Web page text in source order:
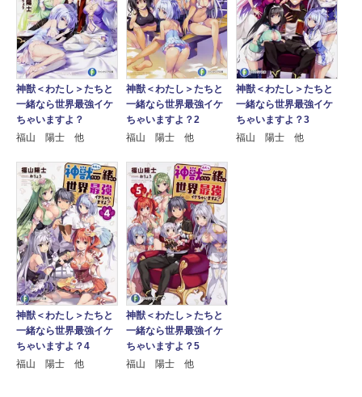
神獣＜わたし＞たちと
一緒なら世界最強イケ
ちゃいますよ？
福山 陽士 他
神獣＜わたし＞たちと
一緒なら世界最強イケ
ちゃいますよ？2
福山 陽士 他
神獣＜わたし＞たちと
一緒なら世界最強イケ
ちゃいますよ？3
福山 陽士 他
神獣＜わたし＞たちと
一緒なら世界最強イケ
ちゃいますよ？4
福山 陽士 他
神獣＜わたし＞たちと
一緒なら世界最強イケ
ちゃいますよ？5
福山 陽士 他